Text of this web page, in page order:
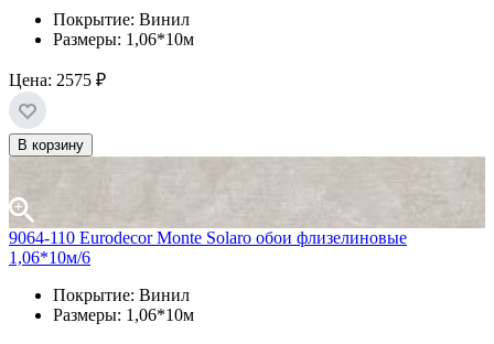
Покрытие: Винил
Размеры: 1,06*10м
Цена: 2575 ₽
В корзину
9064-110 Eurodecor Monte Solaro обои флизелиновые
1,06*10м/6
Покрытие: Винил
Размеры: 1,06*10м